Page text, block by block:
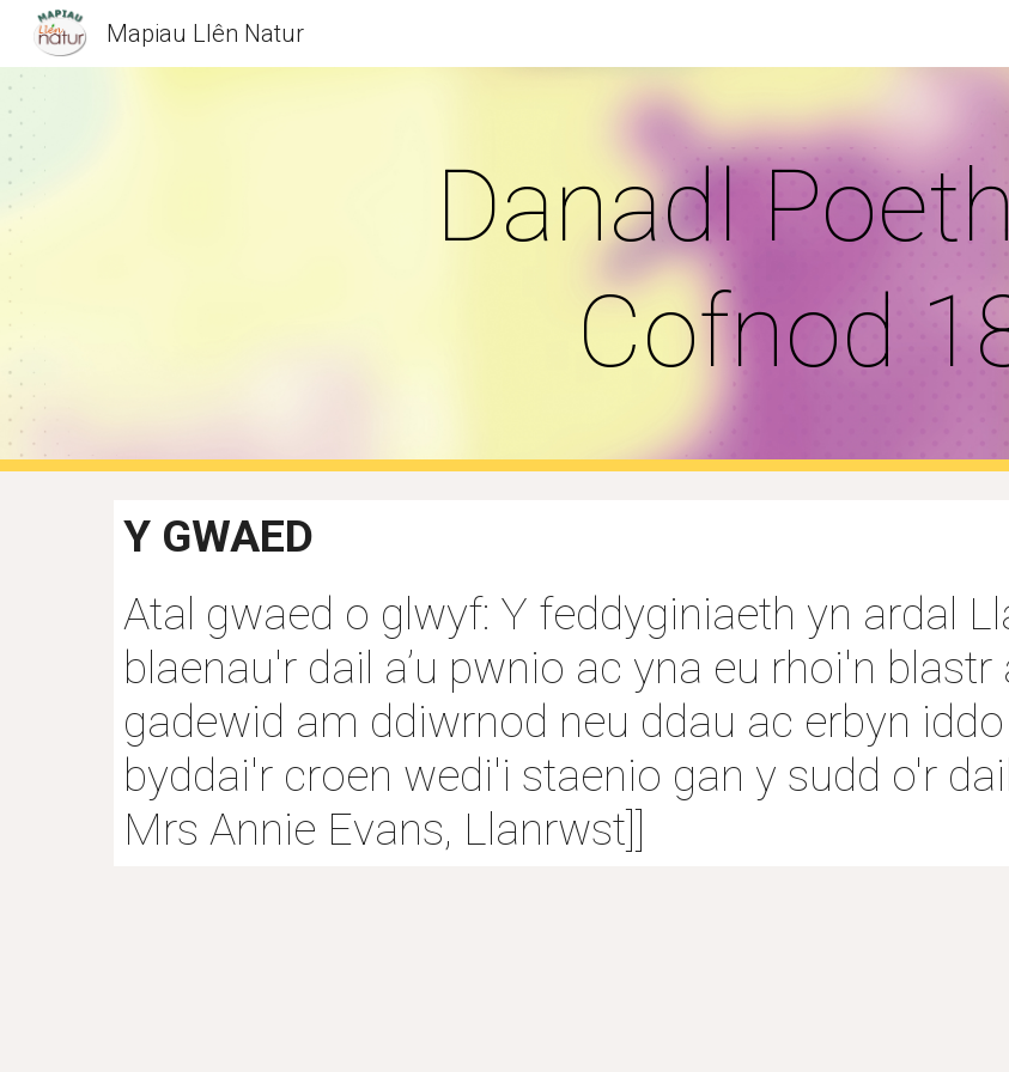
Mapiau Llên Natur
Danadl
Cofnod
Y GWAED
Atal gwaed o glwyf: Y feddyginiaeth yn ardal
blaenau'r dail a’u pwnio ac yna eu rhoi'n
gadewid am ddiwrnod neu ddau ac erbyn
byddai'r croen wedi'i staenio gan y sudd o'r
Mrs Annie Evans, Llanrwst]]